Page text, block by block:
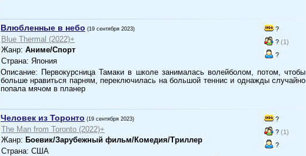
?
? (1)
?
Влюбленные в небо (19 сентября 2023)
Blue Thermal (2022)+
Жанр: Аниме/Спорт
Страна: Япония
Описание: Первокурсница Тамаки в школе занималась волейболом, потом, чтобы
больше нравиться парням, переключилась на большой теннис и однажды случайно
попала мячом в планер
?
? (1)
?
Человек из Торонто (19 сентября 2023)
The Man from Toronto (2022)+
Жанр: Боевик/Зарубежный фильм/Комедия/Триллер
Страна: США